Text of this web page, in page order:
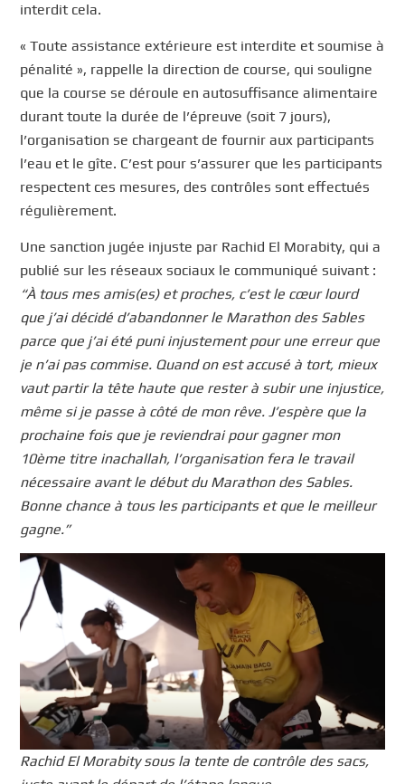
interdit cela.
« Toute assistance extérieure est interdite et soumise à
pénalité », rappelle la direction de course, qui souligne
que la course se déroule en autosuffisance alimentaire
durant toute la durée de l’épreuve (soit 7 jours),
l’organisation se chargeant de fournir aux participants
l’eau et le gîte. C’est pour s’assurer que les participants
respectent ces mesures, des contrôles sont effectués
régulièrement.
Une sanction jugée injuste par Rachid El Morabity, qui a
publié sur les réseaux sociaux le communiqué suivant :
“À tous mes amis(es) et proches, c’est le cœur lourd
que j’ai décidé d’abandonner le Marathon des Sables
parce que j’ai été puni injustement pour une erreur que
je n’ai pas commise. Quand on est accusé à tort, mieux
vaut partir la tête haute que rester à subir une injustice,
même si je passe à côté de mon rêve. J’espère que la
prochaine fois que je reviendrai pour gagner mon
10ème titre inachallah, l’organisation fera le travail
nécessaire avant le début du Marathon des Sables.
Bonne chance à tous les participants et que le meilleur
gagne.”
Rachid El Morabity sous la tente de contrôle des sacs,